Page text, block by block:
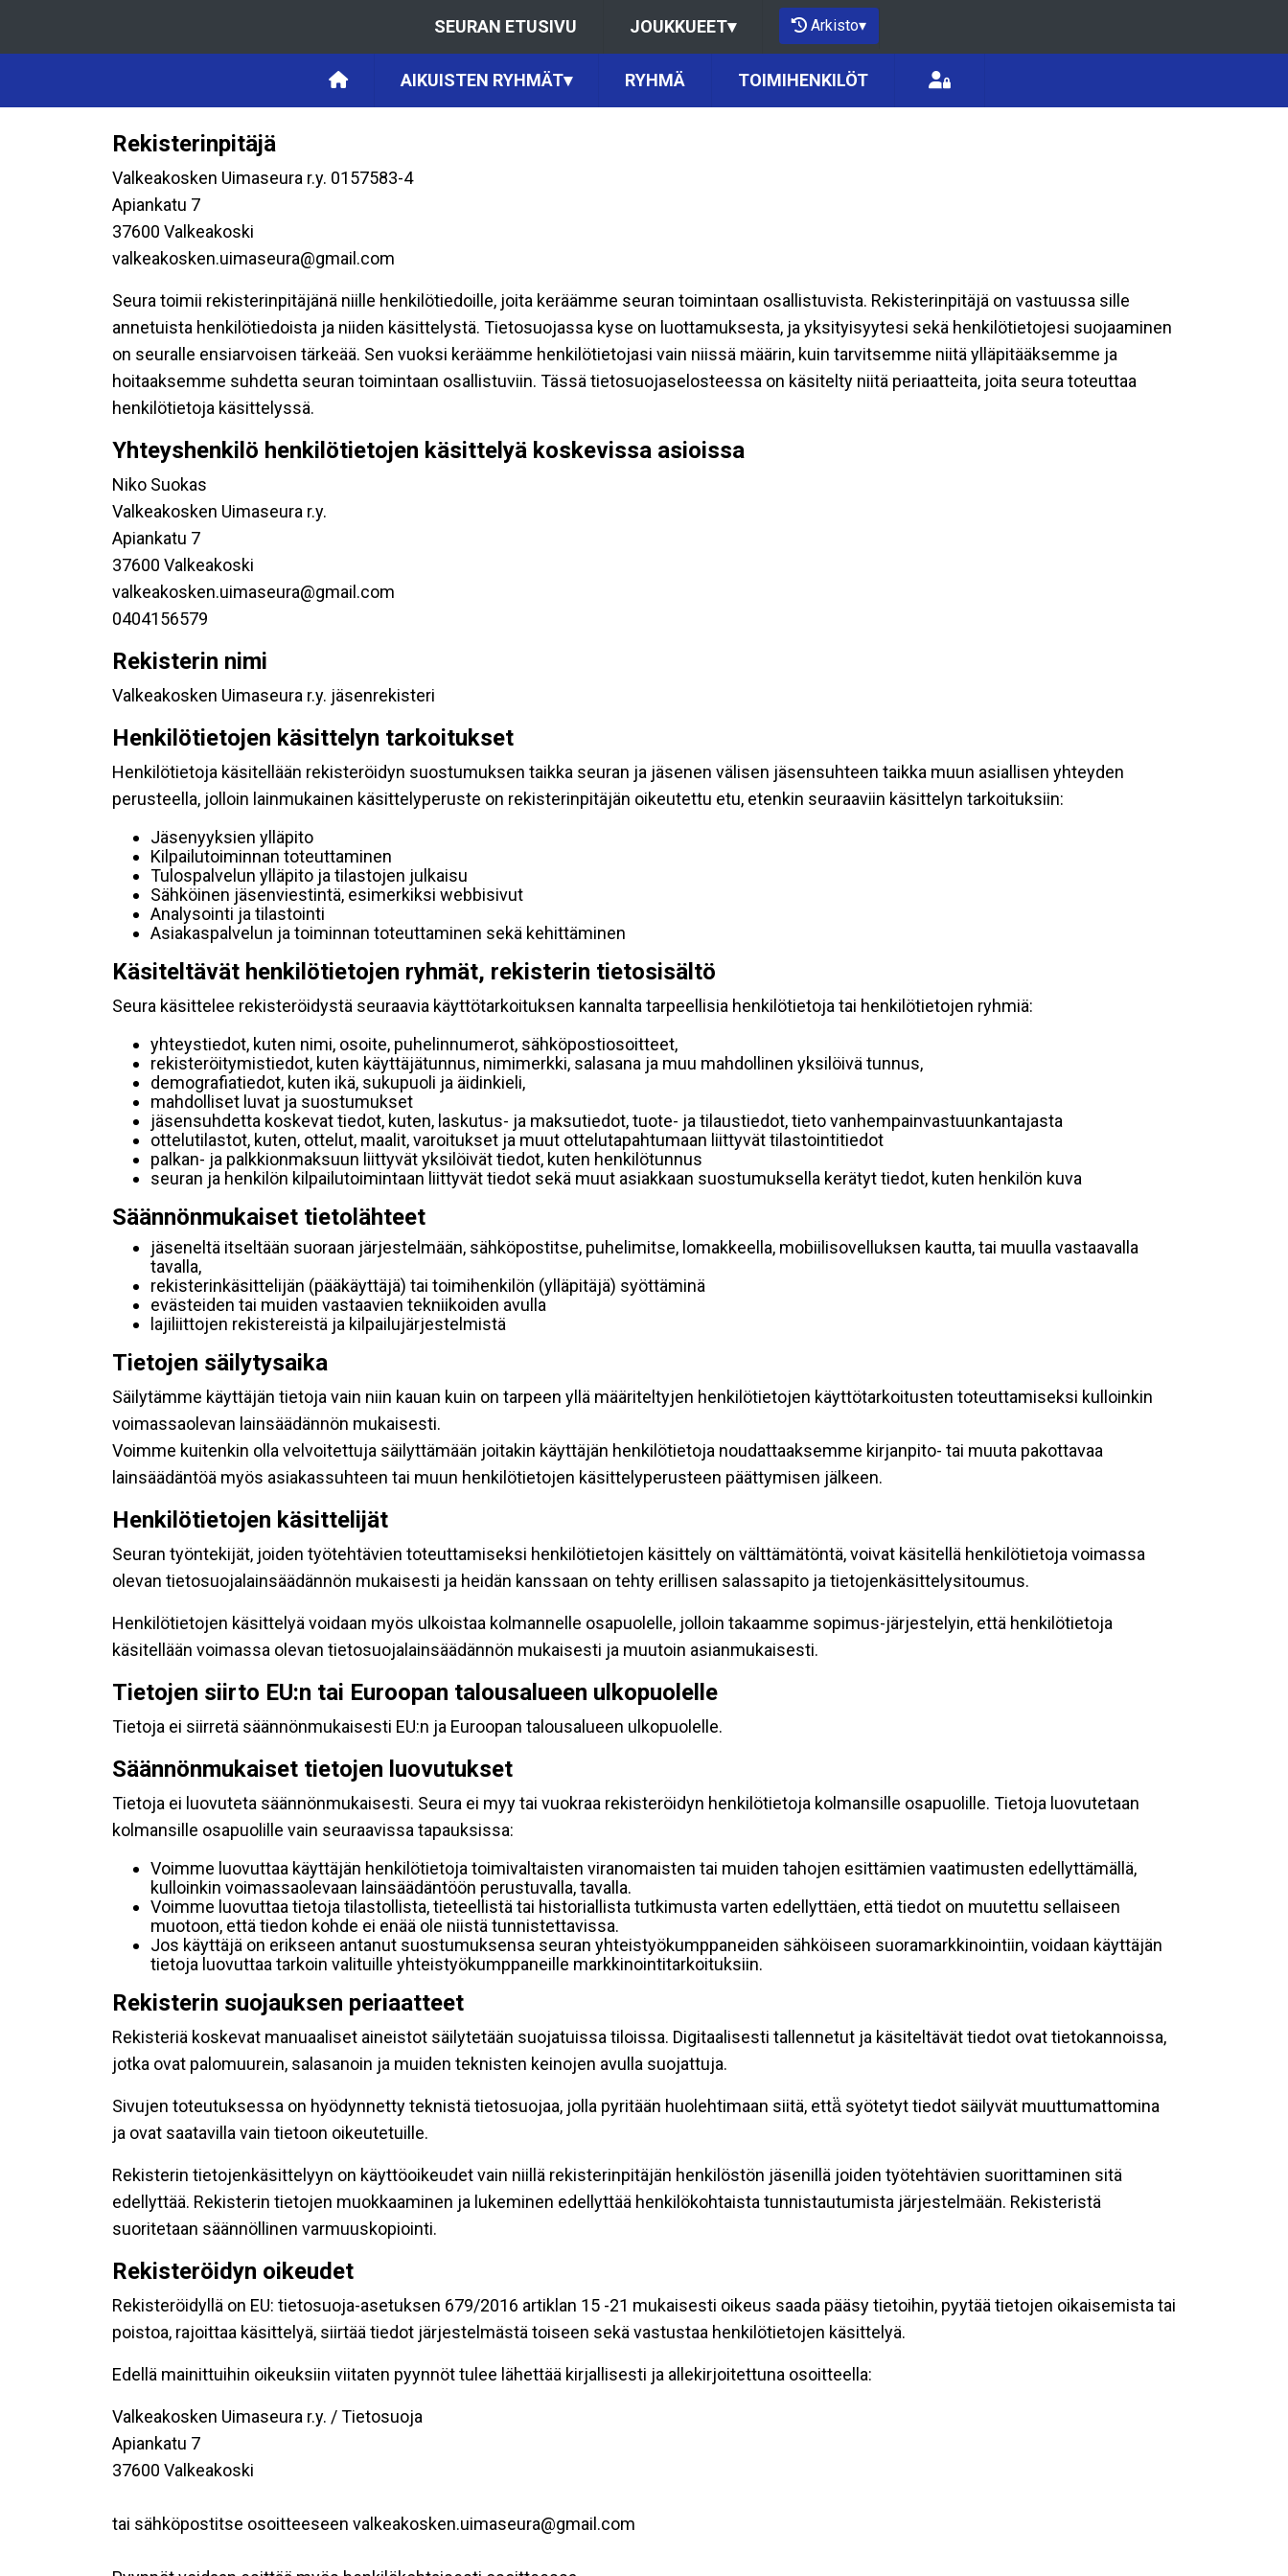
SEURAN ETUSIVU JOUKKUEET▾ Arkisto▾
AIKUISTEN RYHMÄT▾ RYHMÄ TOIMIHENKILÖT
Rekisterinpitäjä
Valkeakosken Uimaseura r.y. 0157583-4
Apiankatu 7
37600 Valkeakoski
valkeakosken.uimaseura@gmail.com
Seura toimii rekisterinpitäjänä niille henkilötiedoille, joita keräämme seuran toimintaan osallistuvista. Rekisterinpitäjä on vastuussa sille
annetuista henkilötiedoista ja niiden käsittelystä. Tietosuojassa kyse on luottamuksesta, ja yksityisyytesi sekä henkilötietojesi suojaaminen
on seuralle ensiarvoisen tärkeää. Sen vuoksi keräämme henkilötietojasi vain niissä määrin, kuin tarvitsemme niitä ylläpitääksemme ja
hoitaaksemme suhdetta seuran toimintaan osallistuviin. Tässä tietosuojaselosteessa on käsitelty niitä periaatteita, joita seura toteuttaa
henkilötietoja käsittelyssä.
Yhteyshenkilö henkilötietojen käsittelyä koskevissa asioissa
Niko Suokas
Valkeakosken Uimaseura r.y.
Apiankatu 7
37600 Valkeakoski
valkeakosken.uimaseura@gmail.com
0404156579
Rekisterin nimi
Valkeakosken Uimaseura r.y. jäsenrekisteri
Henkilötietojen käsittelyn tarkoitukset
Henkilötietoja käsitellään rekisteröidyn suostumuksen taikka seuran ja jäsenen välisen jäsensuhteen taikka muun asiallisen yhteyden
perusteella, jolloin lainmukainen käsittelyperuste on rekisterinpitäjän oikeutettu etu, etenkin seuraaviin käsittelyn tarkoituksiin:
Jäsenyyksien ylläpito
Kilpailutoiminnan toteuttaminen
Tulospalvelun ylläpito ja tilastojen julkaisu
Sähköinen jäsenviestintä, esimerkiksi webbisivut
Analysointi ja tilastointi
Asiakaspalvelun ja toiminnan toteuttaminen sekä kehittäminen
Käsiteltävät henkilötietojen ryhmät, rekisterin tietosisältö
Seura käsittelee rekisteröidystä seuraavia käyttötarkoituksen kannalta tarpeellisia henkilötietoja tai henkilötietojen ryhmiä:
yhteystiedot, kuten nimi, osoite, puhelinnumerot, sähköpostiosoitteet,
rekisteröitymistiedot, kuten käyttäjätunnus, nimimerkki, salasana ja muu mahdollinen yksilöivä tunnus,
demografiatiedot, kuten ikä, sukupuoli ja äidinkieli,
mahdolliset luvat ja suostumukset
jäsensuhdetta koskevat tiedot, kuten, laskutus- ja maksutiedot, tuote- ja tilaustiedot, tieto vanhempainvastuunkantajasta
ottelutilastot, kuten, ottelut, maalit, varoitukset ja muut ottelutapahtumaan liittyvät tilastointitiedot
palkan- ja palkkionmaksuun liittyvät yksilöivät tiedot, kuten henkilötunnus
seuran ja henkilön kilpailutoimintaan liittyvät tiedot sekä muut asiakkaan suostumuksella kerätyt tiedot, kuten henkilön kuva
Säännönmukaiset tietolähteet
jäseneltä itseltään suoraan järjestelmään, sähköpostitse, puhelimitse, lomakkeella, mobiilisovelluksen kautta, tai muulla vastaavalla
tavalla,
rekisterinkäsittelijän (pääkäyttäjä) tai toimihenkilön (ylläpitäjä) syöttäminä
evästeiden tai muiden vastaavien tekniikoiden avulla
lajiliittojen rekistereistä ja kilpailujärjestelmistä
Tietojen säilytysaika
Säilytämme käyttäjän tietoja vain niin kauan kuin on tarpeen yllä määriteltyjen henkilötietojen käyttötarkoitusten toteuttamiseksi kulloinkin
voimassaolevan lainsäädännön mukaisesti.
Voimme kuitenkin olla velvoitettuja säilyttämään joitakin käyttäjän henkilötietoja noudattaaksemme kirjanpito- tai muuta pakottavaa
lainsäädäntöä myös asiakassuhteen tai muun henkilötietojen käsittelyperusteen päättymisen jälkeen.
Henkilötietojen käsittelijät
Seuran työntekijät, joiden työtehtävien toteuttamiseksi henkilötietojen käsittely on välttämätöntä, voivat käsitellä henkilötietoja voimassa
olevan tietosuojalainsäädännön mukaisesti ja heidän kanssaan on tehty erillisen salassapito ja tietojenkäsittelysitoumus.
Henkilötietojen käsittelyä voidaan myös ulkoistaa kolmannelle osapuolelle, jolloin takaamme sopimus-järjestelyin, että henkilötietoja
käsitellään voimassa olevan tietosuojalainsäädännön mukaisesti ja muutoin asianmukaisesti.
Tietojen siirto EU:n tai Euroopan talousalueen ulkopuolelle
Tietoja ei siirretä säännönmukaisesti EU:n ja Euroopan talousalueen ulkopuolelle.
Säännönmukaiset tietojen luovutukset
Tietoja ei luovuteta säännönmukaisesti. Seura ei myy tai vuokraa rekisteröidyn henkilötietoja kolmansille osapuolille. Tietoja luovutetaan
kolmansille osapuolille vain seuraavissa tapauksissa:
Voimme luovuttaa käyttäjän henkilötietoja toimivaltaisten viranomaisten tai muiden tahojen esittämien vaatimusten edellyttämällä,
kulloinkin voimassaolevaan lainsäädäntöön perustuvalla, tavalla.
Voimme luovuttaa tietoja tilastollista, tieteellistä tai historiallista tutkimusta varten edellyttäen, että tiedot on muutettu sellaiseen
muotoon, että tiedon kohde ei enää ole niistä tunnistettavissa.
Jos käyttäjä on erikseen antanut suostumuksensa seuran yhteistyökumppaneiden sähköiseen suoramarkkinointiin, voidaan käyttäjän
tietoja luovuttaa tarkoin valituille yhteistyökumppaneille markkinointitarkoituksiin.
Rekisterin suojauksen periaatteet
Rekisteriä koskevat manuaaliset aineistot säilytetään suojatuissa tiloissa. Digitaalisesti tallennetut ja käsiteltävät tiedot ovat tietokannoissa,
jotka ovat palomuurein, salasanoin ja muiden teknisten keinojen avulla suojattuja.
Sivujen toteutuksessa on hyödynnetty teknistä tietosuojaa, jolla pyritään huolehtimaan siitä, että̈ syötetyt tiedot säilyvät muuttumattomina
ja ovat saatavilla vain tietoon oikeutetuille.
Rekisterin tietojenkäsittelyyn on käyttöoikeudet vain niillä rekisterinpitäjän henkilöstön jäsenillä joiden työtehtävien suorittaminen sitä
edellyttää. Rekisterin tietojen muokkaaminen ja lukeminen edellyttää henkilökohtaista tunnistautumista järjestelmään. Rekisteristä
suoritetaan säännöllinen varmuuskopiointi.
Rekisteröidyn oikeudet
Rekisteröidyllä on EU: tietosuoja-asetuksen 679/2016 artiklan 15 -21 mukaisesti oikeus saada pääsy tietoihin, pyytää tietojen oikaisemista tai
poistoa, rajoittaa käsittelyä, siirtää tiedot järjestelmästä toiseen sekä vastustaa henkilötietojen käsittelyä.
Edellä mainittuihin oikeuksiin viitaten pyynnöt tulee lähettää kirjallisesti ja allekirjoitettuna osoitteella:
Valkeakosken Uimaseura r.y. / Tietosuoja
Apiankatu 7
37600 Valkeakoski
tai sähköpostitse osoitteeseen valkeakosken.uimaseura@gmail.com